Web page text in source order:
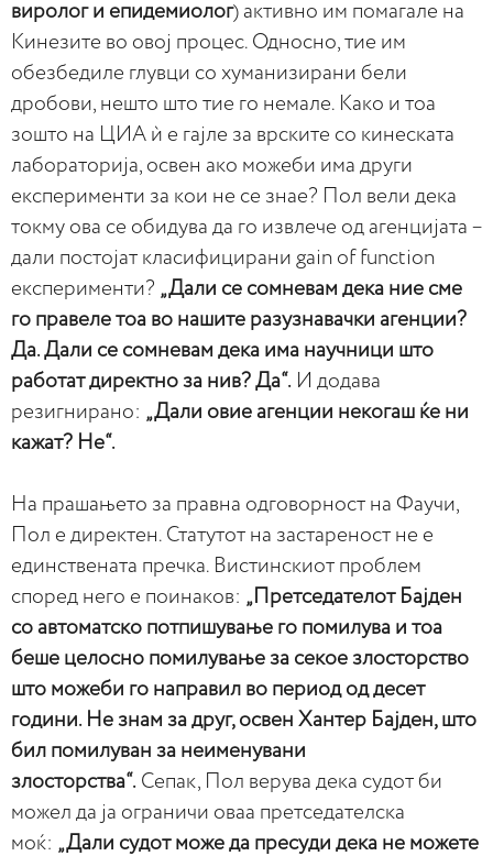
виролог и епидемиолог) активно им помагале на
Кинезите во овој процес. Односно, тие им
обезбедиле глувци со хуманизирани бели
дробови, нешто што тие го немале. Како и тоа
зошто на ЦИА ѝ е гајле за врските со кинеската
лабораторија, освен ако можеби има други
експерименти за кои не се знае? Пол вели дека
токму ова се обидува да го извлече од агенцијата –
дали постојат класифицирани gain of function
експерименти? „Дали се сомневам дека ние сме
го правеле тоа во нашите разузнавачки агенции?
Да. Дали се сомневам дека има научници што
работат директно за нив? Да“. И додава
резигнирано: „Дали овие агенции некогаш ќе ни
кажат? Не“.
На прашањето за правна одговорност на Фаучи,
Пол е директен. Статутот на застареност не е
единствената пречка. Вистинскиот проблем
според него е поинаков: „Претседателот Бајден
со автоматско потпишување го помилува и тоа
беше целосно помилување за секое злосторство
што можеби го направил во период од десет
години. Не знам за друг, освен Хантер Бајден, што
бил помилуван за неименувани
злосторства“. Сепак, Пол верува дека судот би
можел да ја ограничи оваа претседателска
моќ: „Дали судот може да пресуди дека не можете